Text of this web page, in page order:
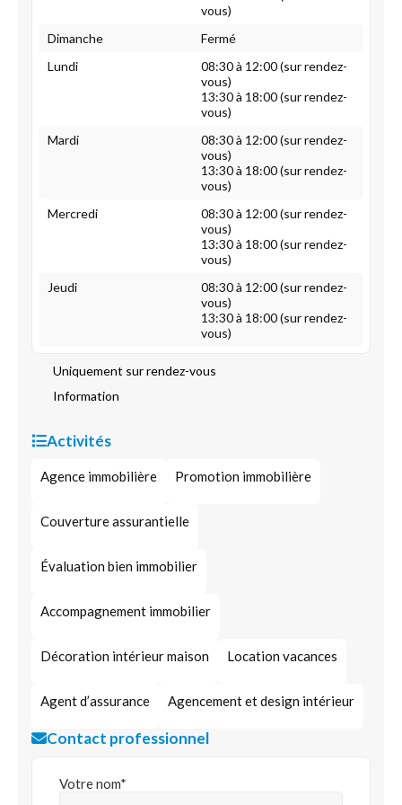
vous)
Dimanche
Fermé
Lundi
08:30 à 12:00 (sur rendez-
vous)
13:30 à 18:00 (sur rendez-
vous)
Mardi
08:30 à 12:00 (sur rendez-
vous)
13:30 à 18:00 (sur rendez-
vous)
Mercredi
08:30 à 12:00 (sur rendez-
vous)
13:30 à 18:00 (sur rendez-
vous)
Jeudi
08:30 à 12:00 (sur rendez-
vous)
13:30 à 18:00 (sur rendez-
vous)
Uniquement sur rendez-vous
Information
Activités
Agence immobilière Promotion immobilière
Couverture assurantielle
Évaluation bien immobilier
Accompagnement immobilier
Décoration intérieur maison Location vacances
Agent d’assurance Agencement et design intérieur
Contact professionnel
Votre nom*